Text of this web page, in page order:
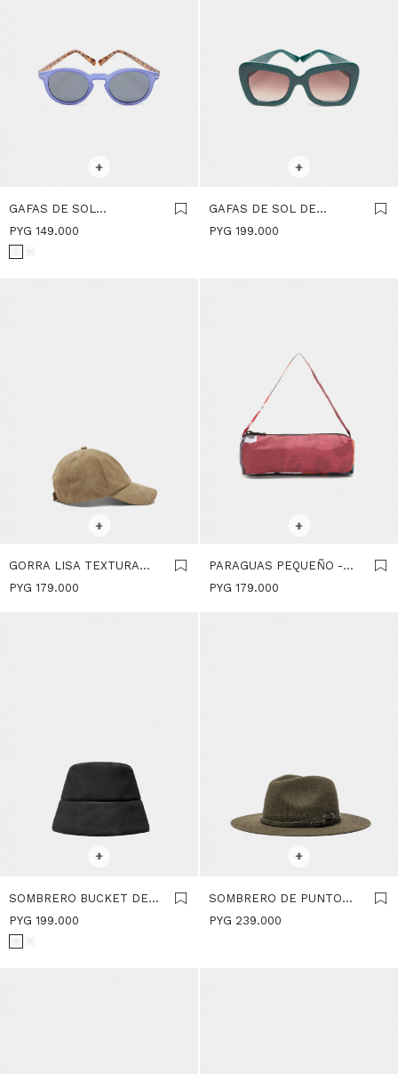
+
GAFAS DE SOL
REDONDAS - AZUL
PYG 149.000
+
GAFAS DE SOL DE
MARIPOSA - VERDE
PYG 199.000
+
GORRA LISA TEXTURA
SUAVE - CAMEL
PYG 179.000
+
PARAGUAS PEQUEÑO -
MULTICOLOR
PYG 179.000
+
SOMBRERO BUCKET DE
NYLON - NEGRO
PYG 199.000
+
SOMBRERO DE PUNTO
CINTURONES CON
PYG 239.000